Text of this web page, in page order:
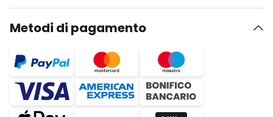
Metodi di pagamento